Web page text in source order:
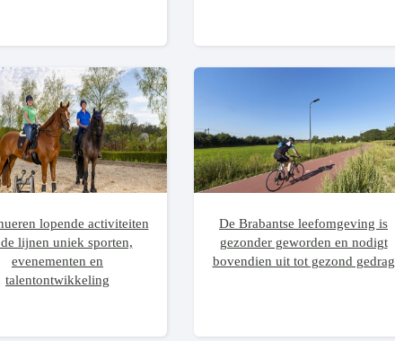
lopende activiteiten
lijnen uniek sporten,
evenementen en
talentontwikkeling
De Brabantse leefomgeving is
gezonder geworden en nodigt
bovendien uit tot gezond gedrag